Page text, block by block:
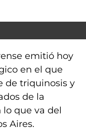
emitió hoy
en el que
de triquinosis y
de la
que va del
Aires.